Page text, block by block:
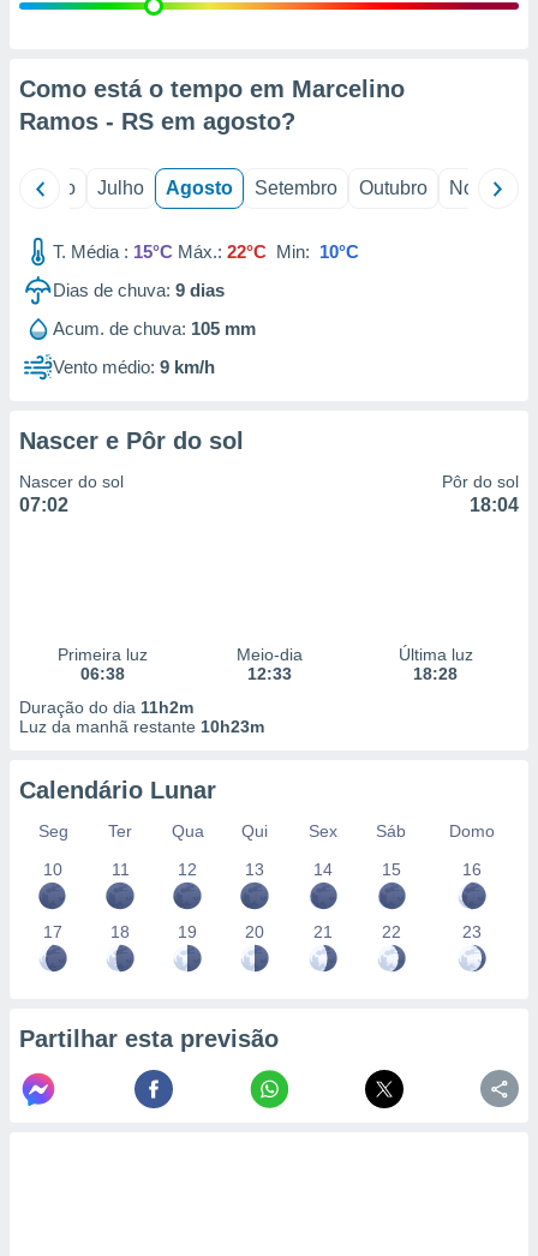
estudos
1199
Como está o tempo em Marcelino
Ramos - RS em agosto?
Junho Julho Agosto Setembro Outubro Novembro
T. Média : 15°C Máx.: 22°C Min: 10°C
Dias de chuva: 9 dias
Acum. de chuva: 105 mm
Vento médio: 9 km/h
Nascer e Pôr do sol
Nascer do sol
07:02
Pôr do sol
18:04
Primeira luz
06:38
Meio-dia
12:33
Última luz
18:28
Duração do dia 11h2m
Luz da manhã restante 10h23m
Calendário Lunar
Seg Ter Qua Qui Sex Sáb
Domo
10
11 12 13 14 15 16
17 18 19 20 21 22 23
Partilhar esta previsão